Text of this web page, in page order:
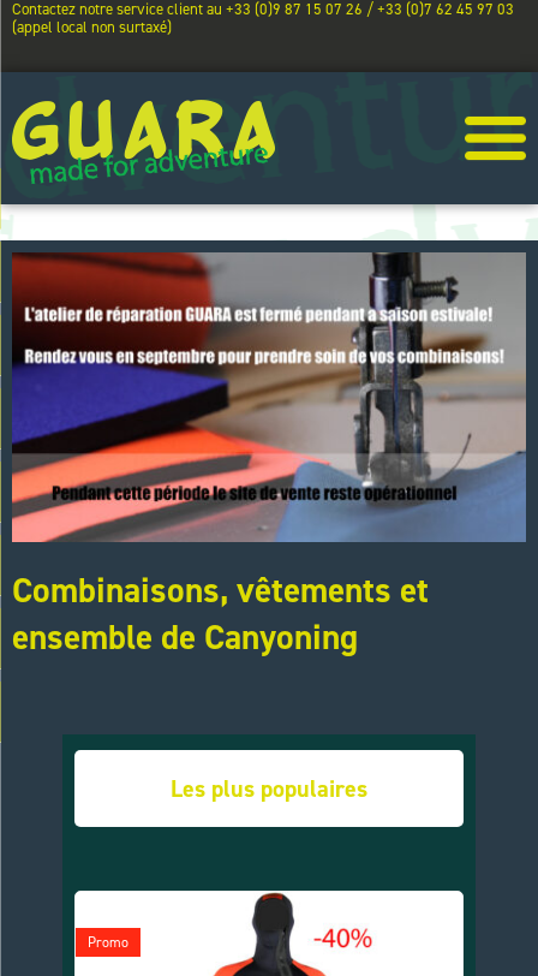
Contactez notre service client au +33 (0)9 87 15 07 26 / +33 (0)7 62 45 97 03
(appel local non surtaxé)
Combinaisons, vêtements et
ensemble de Canyoning
Les plus populaires
Promo